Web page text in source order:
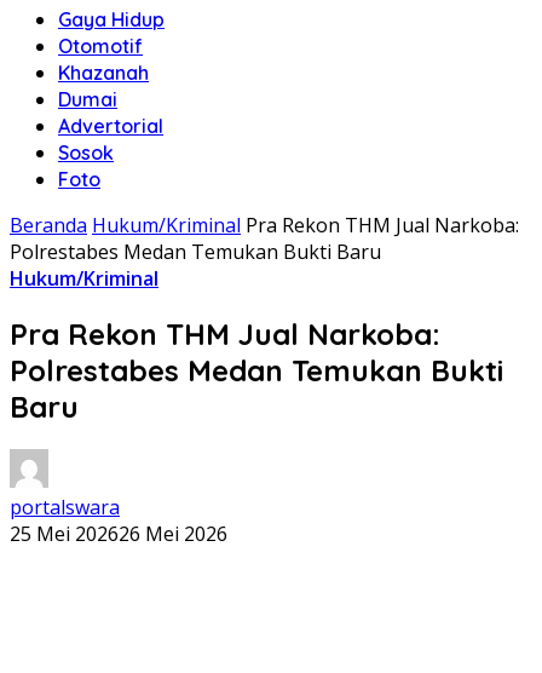
Gaya Hidup
Otomotif
Khazanah
Dumai
Advertorial
Sosok
Foto
Beranda Hukum/Kriminal Pra Rekon THM Jual Narkoba:
Polrestabes Medan Temukan Bukti Baru
Hukum/Kriminal
Pra Rekon THM Jual Narkoba:
Polrestabes Medan Temukan Bukti
Baru
portalswara
25 Mei 202626 Mei 2026